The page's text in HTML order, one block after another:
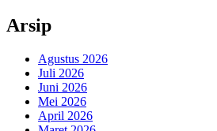
Arsip
Agustus 2026
Juli 2026
Juni 2026
Mei 2026
April 2026